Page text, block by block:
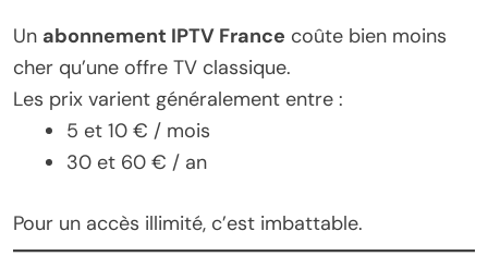
Un abonnement IPTV France coûte bien moins
cher qu’une offre TV classique.
Les prix varient généralement entre :
5 et 10 € / mois
30 et 60 € / an
Pour un accès illimité, c’est imbattable.